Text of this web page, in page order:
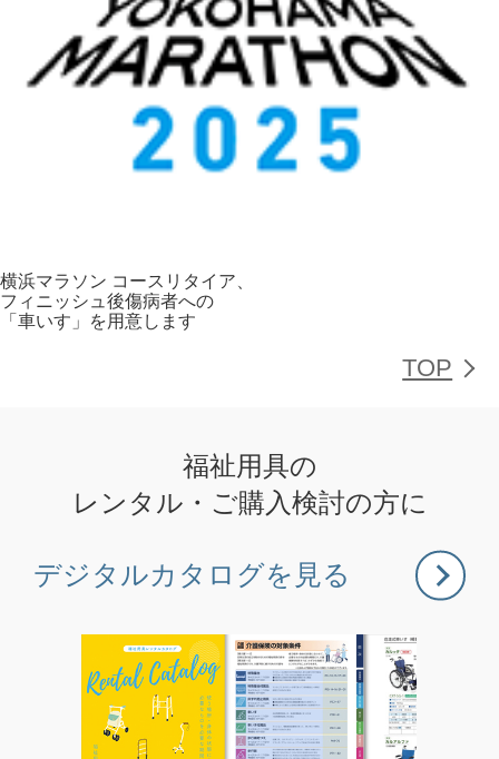
横浜マラソン コースリタイア、
フィニッシュ後傷病者への
「車いす」を用意します
TOP
福祉用具の
レンタル・ご購入検討の方に
デジタルカタログを見る